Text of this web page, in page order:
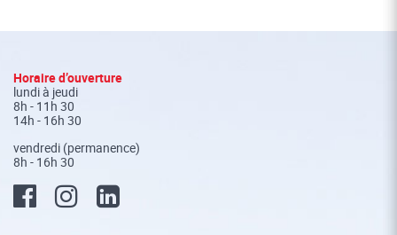
Fusszeile
Horaire d’ouverture
lundi à jeudi
8h - 11h 30
14h - 16h 30
vendredi (permanence)
8h - 16h 30